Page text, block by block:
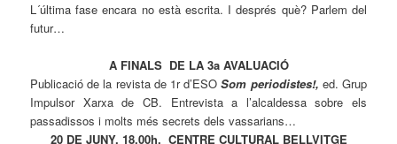
L´última fase encara no està escrita. I després què? Parlem del
futur…
A FINALS DE LA 3a AVALUACIÓ
Publicació de la revista de 1r d’ESOSom periodistes!, ed. Grup
Impulsor Xarxa de CB. Entrevista a l’alcaldessa sobre els
passadissos i molts més secrets dels vassarians…
20 DE JUNY, 18.00h. CENTRE CULTURAL BELLVITGE